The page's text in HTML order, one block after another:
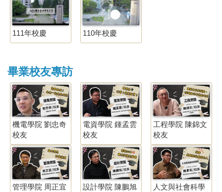
111年校慶 110年校慶
畢業校友專訪
機電學院 劉忠奇
校友
電資學院 鍾孟雲
校友
工程學院 陳錦文
校友
管理學院 周正宜
設計學院 陳鵬旭
人文與社會科學